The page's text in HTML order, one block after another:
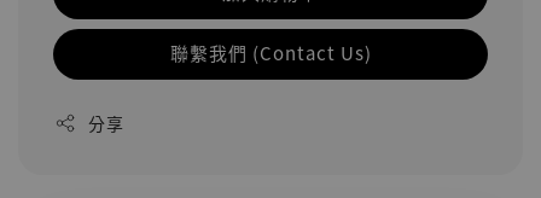
聯繫我們 (Contact Us)
分享